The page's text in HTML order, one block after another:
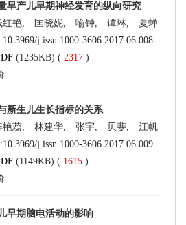
早产儿早期神经发育的纵向研究
红艳, 匡晓妮, 喻钟, 谭琳, 夏蝉
10.3969/j.issn.1000-3606.2017.06.008
(1235KB) ( 2317 )
新生儿生长指标的关系
艳蕊, 林建华, 张宇, 贝斐, 江帆
10.3969/j.issn.1000-3606.2017.06.009
(1149KB) ( 1615 )
早期脑电活动的影响